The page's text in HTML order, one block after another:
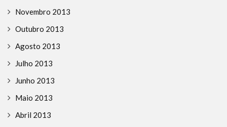
Novembro 2013
Outubro 2013
Agosto 2013
Julho 2013
Junho 2013
Maio 2013
Abril 2013